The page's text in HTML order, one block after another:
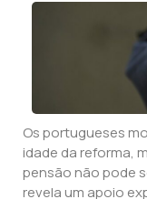
Os portugueses
idade da reforma,
pensão não pode
revela um apoio